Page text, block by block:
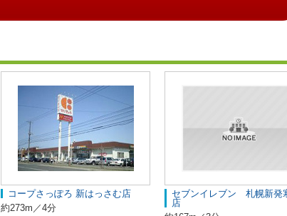
コープさっぽろ 新はっさむ店
約273m／4分
セブンイレブン 札幌新発
店